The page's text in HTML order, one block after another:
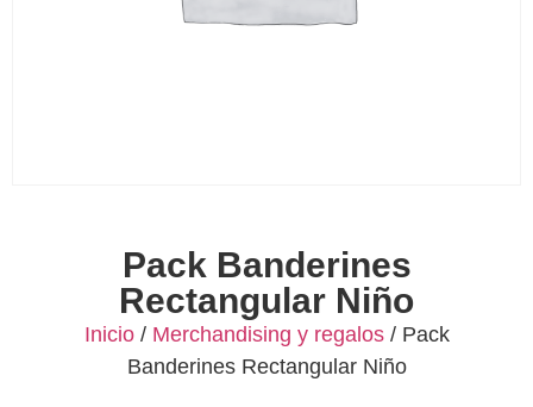
Pack Banderines
Rectangular Niño
Inicio/ Merchandising y regalos/ Pack
Banderines Rectangular Niño